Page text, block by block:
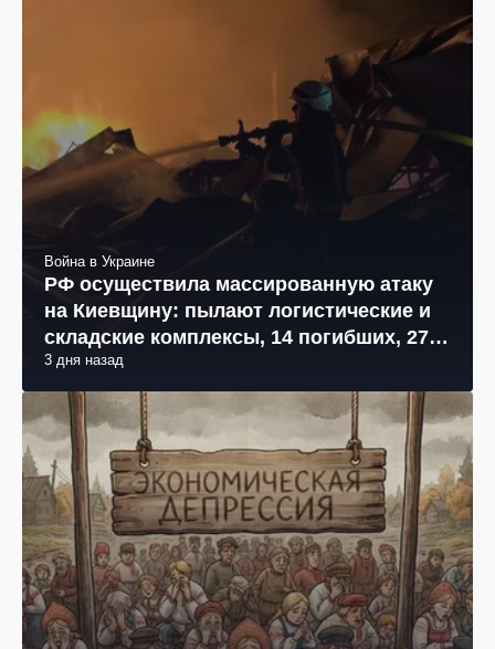
Война в Украине
РФ осуществила массированную атаку
на Киевщину: пылают логистические и
складские комплексы, 14 погибших, 27
раненых (фото, видео)
3 дня назад